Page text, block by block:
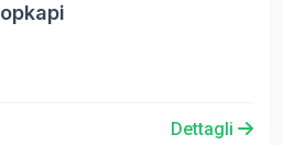
Dettagli